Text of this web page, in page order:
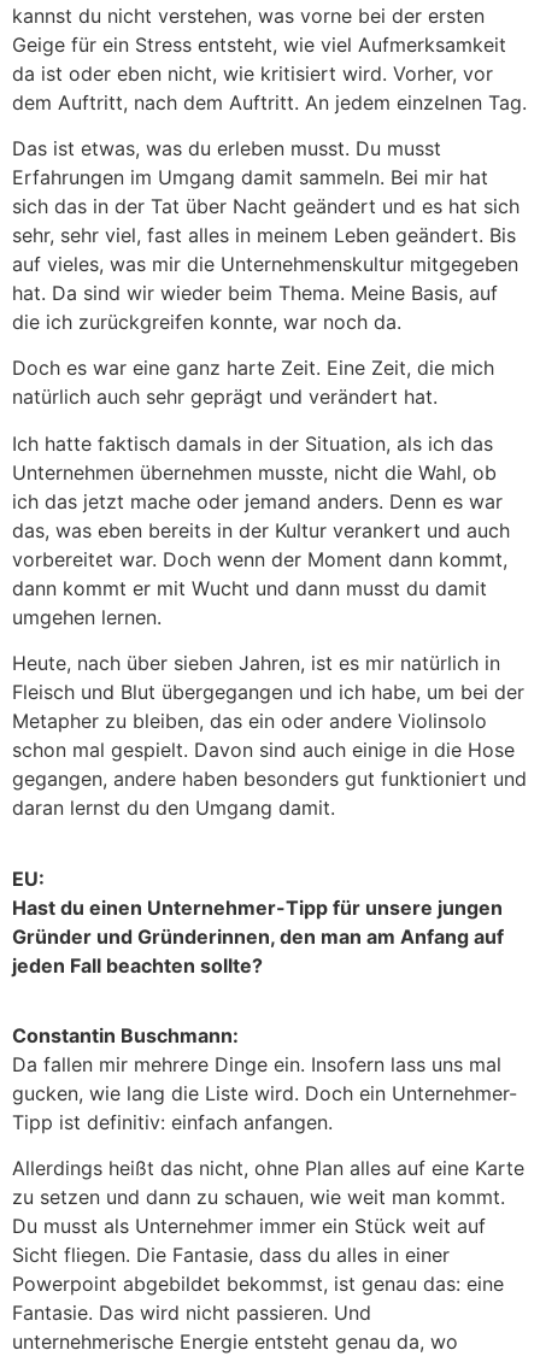
kannst du nicht verstehen, was vorne bei der ersten
Geige für ein Stress entsteht, wie viel Aufmerksamkeit
da ist oder eben nicht, wie kritisiert wird. Vorher, vor
dem Auftritt, nach dem Auftritt. An jedem einzelnen Tag.
Das ist etwas, was du erleben musst. Du musst
Erfahrungen im Umgang damit sammeln. Bei mir hat
sich das in der Tat über Nacht geändert und es hat sich
sehr, sehr viel, fast alles in meinem Leben geändert. Bis
auf vieles, was mir die Unternehmenskultur mitgegeben
hat. Da sind wir wieder beim Thema. Meine Basis, auf
die ich zurückgreifen konnte, war noch da.
Doch es war eine ganz harte Zeit. Eine Zeit, die mich
natürlich auch sehr geprägt und verändert hat.
Ich hatte faktisch damals in der Situation, als ich das
Unternehmen übernehmen musste, nicht die Wahl, ob
ich das jetzt mache oder jemand anders. Denn es war
das, was eben bereits in der Kultur verankert und auch
vorbereitet war. Doch wenn der Moment dann kommt,
dann kommt er mit Wucht und dann musst du damit
umgehen lernen.
Heute, nach über sieben Jahren, ist es mir natürlich in
Fleisch und Blut übergegangen und ich habe, um bei der
Metapher zu bleiben, das ein oder andere Violinsolo
schon mal gespielt. Davon sind auch einige in die Hose
gegangen, andere haben besonders gut funktioniert und
daran lernst du den Umgang damit.
EU:
Hast du einen Unternehmer-Tipp für unsere jungen
Gründer und Gründerinnen, den man am Anfang auf
jeden Fall beachten sollte?
Constantin Buschmann:
Da fallen mir mehrere Dinge ein. Insofern lass uns mal
gucken, wie lang die Liste wird. Doch ein Unternehmer-
Tipp ist definitiv: einfach anfangen.
Allerdings heißt das nicht, ohne Plan alles auf eine Karte
zu setzen und dann zu schauen, wie weit man kommt.
Du musst als Unternehmer immer ein Stück weit auf
Sicht fliegen. Die Fantasie, dass du alles in einer
Powerpoint abgebildet bekommst, ist genau das: eine
Fantasie. Das wird nicht passieren. Und
unternehmerische Energie entsteht genau da, wo